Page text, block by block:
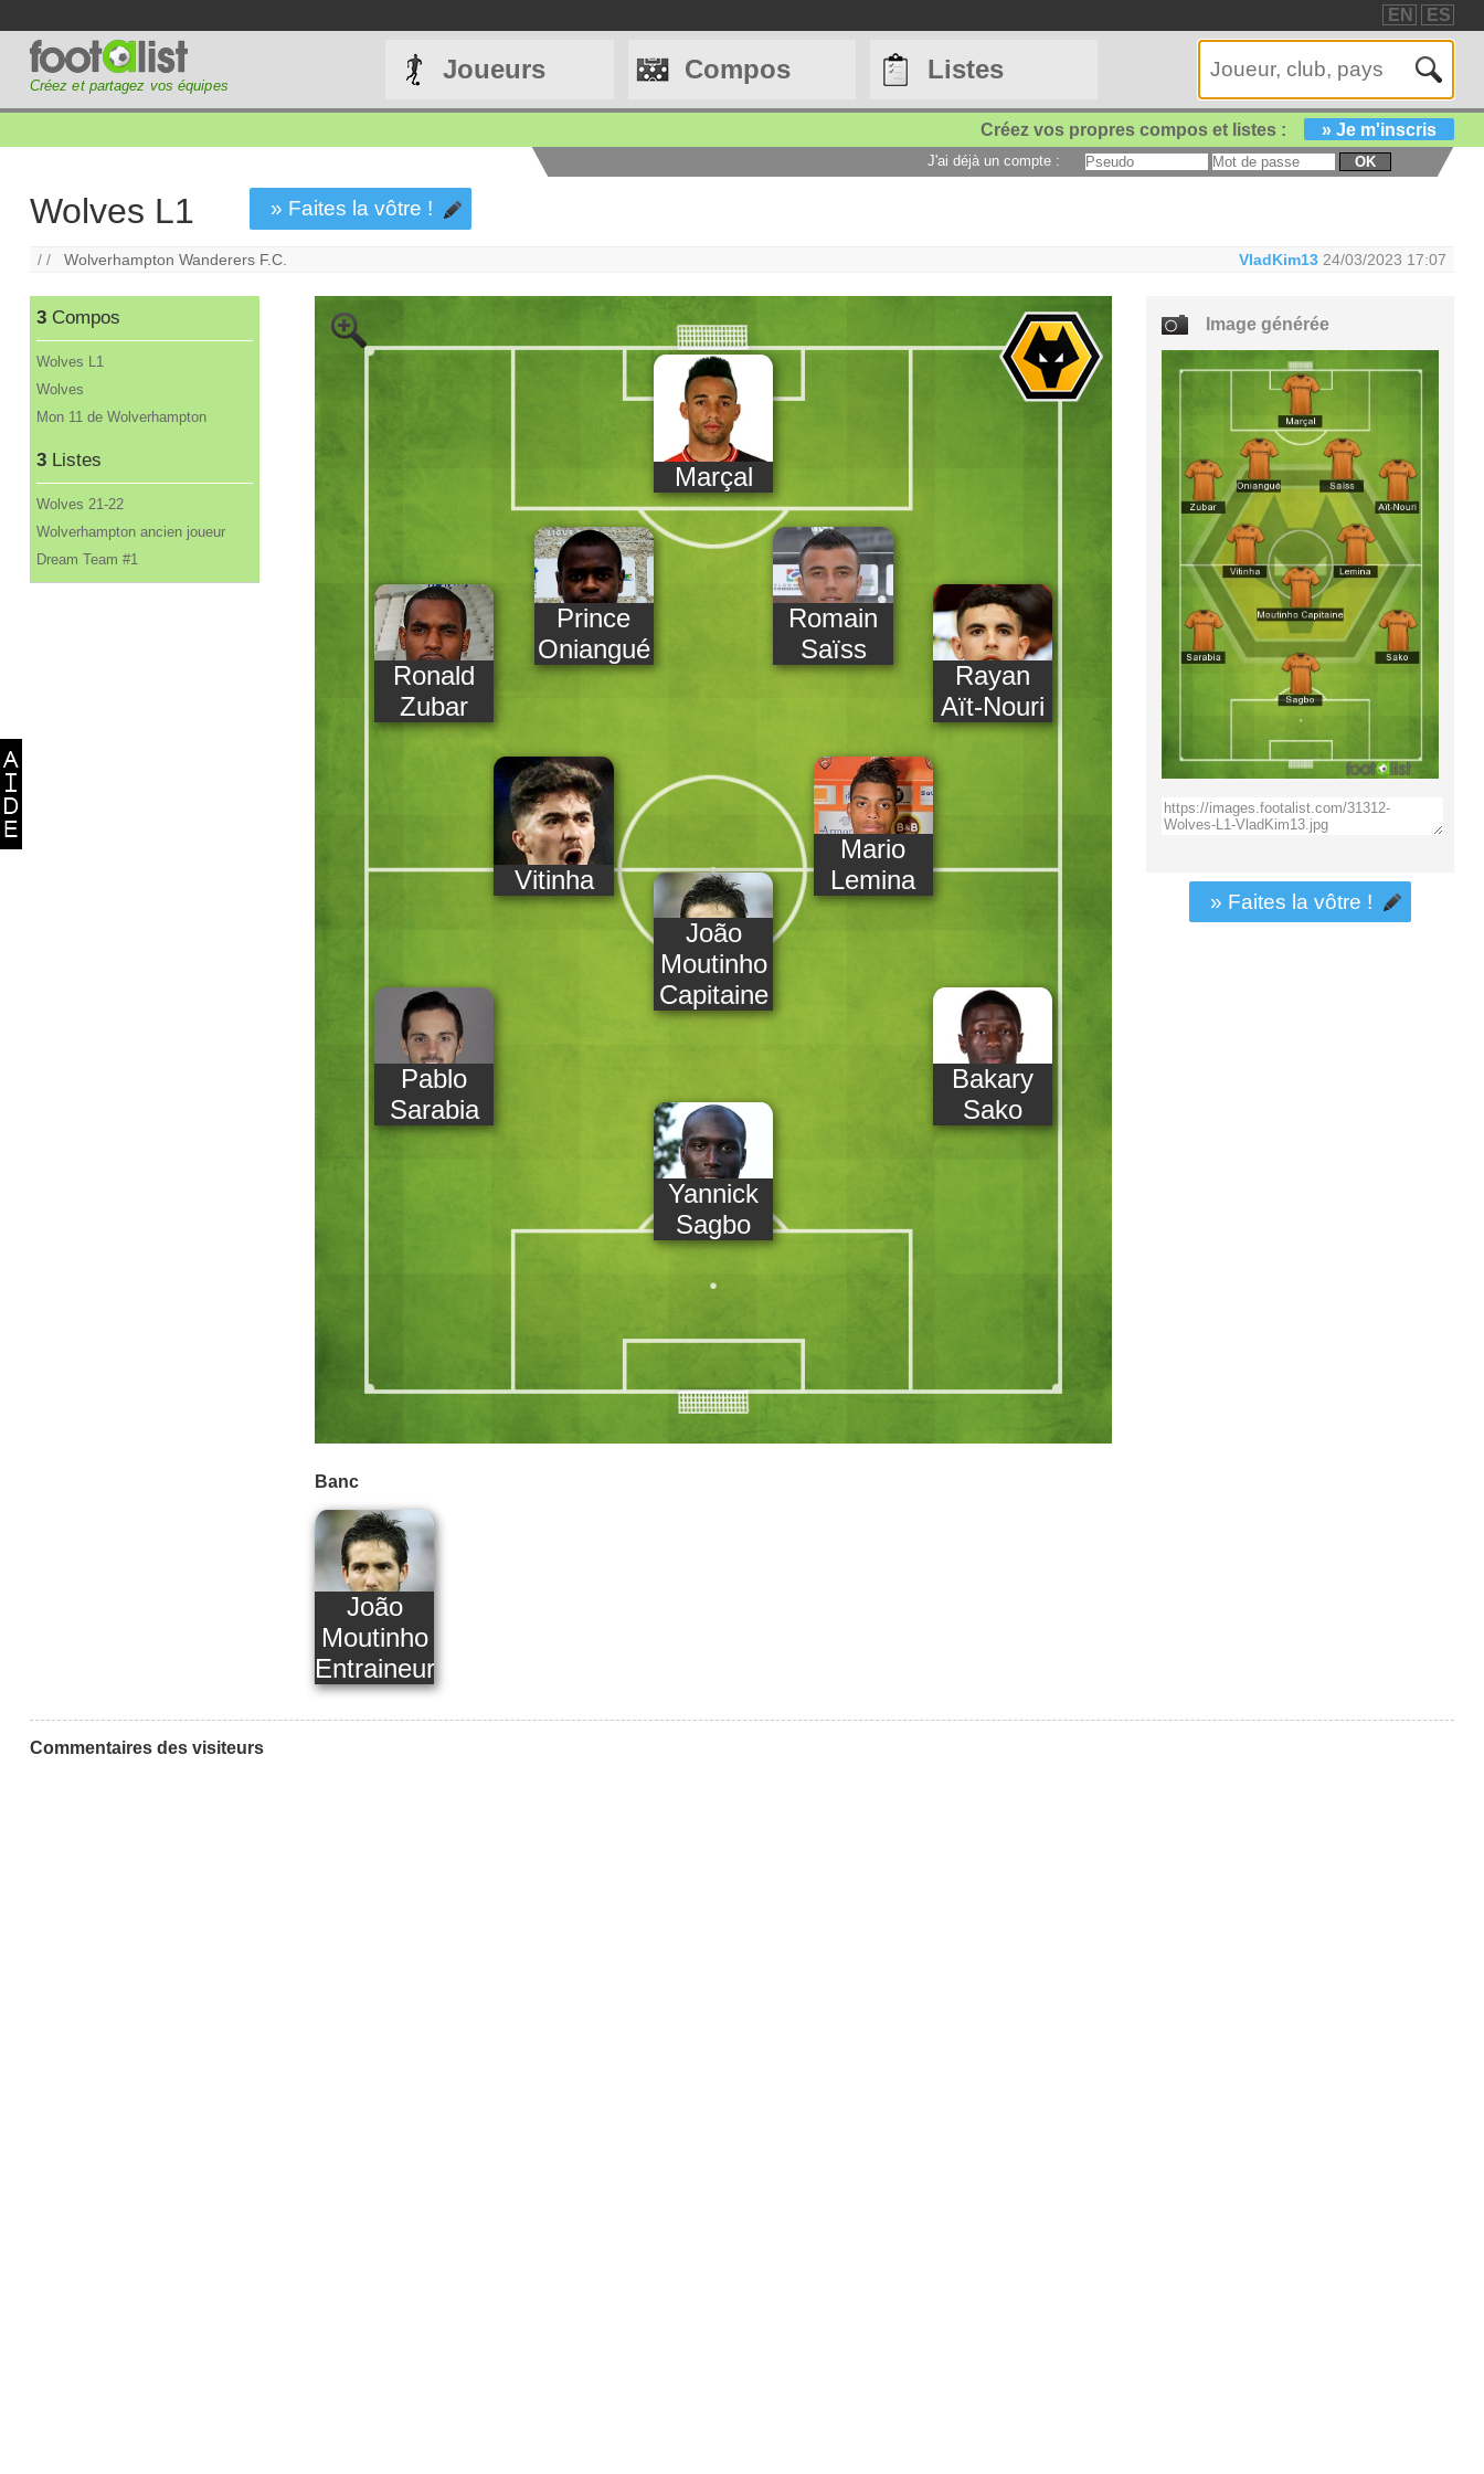
EN ES
Créez et partagez vos équipes
Joueurs Compos Listes
Créez vos propres compos et listes : » Je m'inscris
J'ai déjà un compte : OK
Wolves L1 » Faites la vôtre !
/ /Wolverhampton Wanderers F.C. VladKim13 24/03/2023 17:07
3 Compos
Wolves L1
Wolves
Mon 11 de Wolverhampton
3 Listes
Wolves 21-22
Wolverhampton ancien joueur
Dream Team #1
Marçal
Ronald
Zubar
Prince
Oniangué
Romain
Saïss
Rayan
Aït-Nouri
Vitinha
Mario
Lemina
João
Moutinho
Capitaine
Bakary
Sako
Pablo
Sarabia
Yannick
Sagbo
Banc
João
Moutinho
Entraineur
Image générée
» Faites la vôtre !
Commentaires des visiteurs